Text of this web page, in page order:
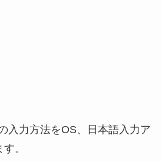
入力方法をOS、日本語入力ア
。